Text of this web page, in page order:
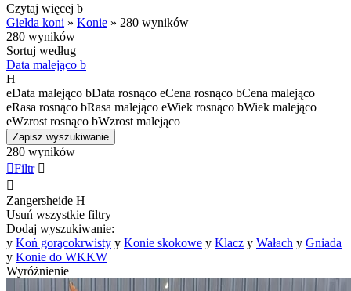
Czytaj więcej b
Giełda koni » Konie » 280 wyników
280 wyników
Sortuj według
Data malejąco b
H
eData malejąco bData rosnąco eCena rosnąco bCena malejąco
eRasa rosnąco bRasa malejąco eWiek rosnąco bWiek malejąco
eWzrost rosnąco bWzrost malejąco
Zapisz wyszukiwanie
280 wyników
Filtr 

Zangersheide H
Usuń wszystkie filtry
Dodaj wyszukiwanie:
y Koń gorącokrwisty y Konie skokowe y Klacz y Wałach y Gniada
y Konie do WKKW
Wyróżnienie